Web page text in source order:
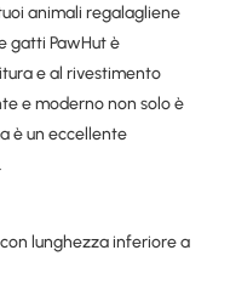
animali regalagliene
gatti PawHut è
e al rivestimento
e moderno non solo è
è un eccellente
lunghezza inferiore a